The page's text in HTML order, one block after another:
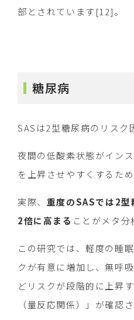
部とされています[12]。
糖尿病
SASは2型糖尿病のリスク
夜間の低酸素状態がイン
を上昇させやすくするため
実際、 重度のSASでは2型
2倍に高まる ことがメタ分
この研究では、軽度の睡
クが有意に増加し、無呼
どリスクが段階的に上昇
（量反応関係）」が確認